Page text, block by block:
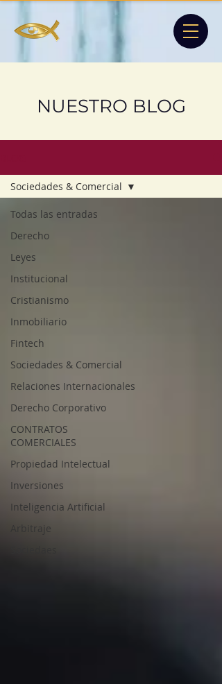
NUESTRO BLOG
Todas las entradas
Derecho
Leyes
Institucional
Cristianismo
Inmobiliario
Fintech
Sociedades & Comercial
Relaciones Internacionales
Derecho Corporativo
CONTRATOS
COMERCIALES
Propiedad Intelectual
Inversiones
Inteligencia Artificial
Arbitraje
Sociedades & Comercial